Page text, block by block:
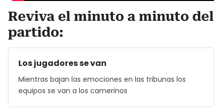
Reviva el minuto a minuto del
partido:
Los jugadores se van
Mientras bajan las emociones en las tribunas los
equipos se van a los camerinos